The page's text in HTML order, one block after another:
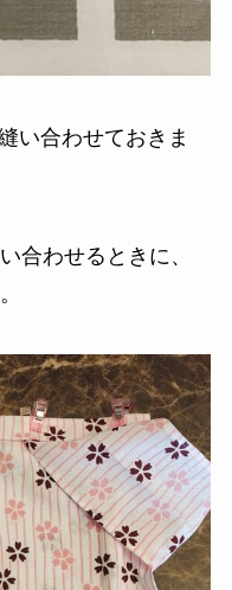
い合わせておきま
合わせるときに、